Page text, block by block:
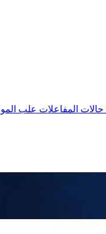
حالات المفاعلات علب